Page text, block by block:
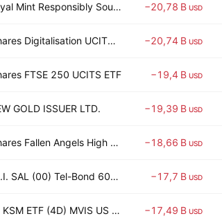
Royal Mint Responsibly Sourced Physical Gold ETC −20,78 B USD
iShares Digitalisation UCITS ETF −20,74 B USD
FTSE 250 UCITS ETF −19,4 B USD
GOLD ISSUER LTD. −19,39 B USD
iShares Fallen Angels High Yield Corp Bond UCITS ETF −18,66 B USD
I.B.I. SAL (00) Tel-Bond 60 CPI - LINKED IL −17,7 B USD
KSM ETF (4D) MVIS US Listed Semiconductor 25 −17,49 B USD